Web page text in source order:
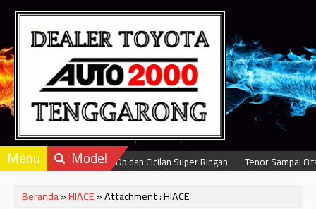
Dapatkan Dp dan Cicilan Super Ringan Tenor Sampai 8
Menu Model
Beranda»HIACE» Attachment : HIACE